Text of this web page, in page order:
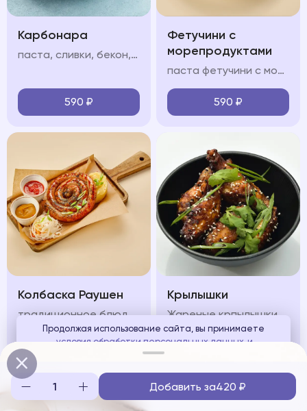
Карбонара
паста, сливки, бекон, яйцо, пармезан
590 ₽
Фетучини с
морепродуктами
паста фетучини с морепродуктами в сливочно-томатном соусе с кальмарами, мидиями и креветками
590 ₽
Колбаска Раушен
650₽
Крылышки
580₽
Продолжая использование сайта, вы принимаете
условия обработки персональных данныхи
соглашаетесь с использованием аналитических файлов
Понятно
Добавить за420 ₽